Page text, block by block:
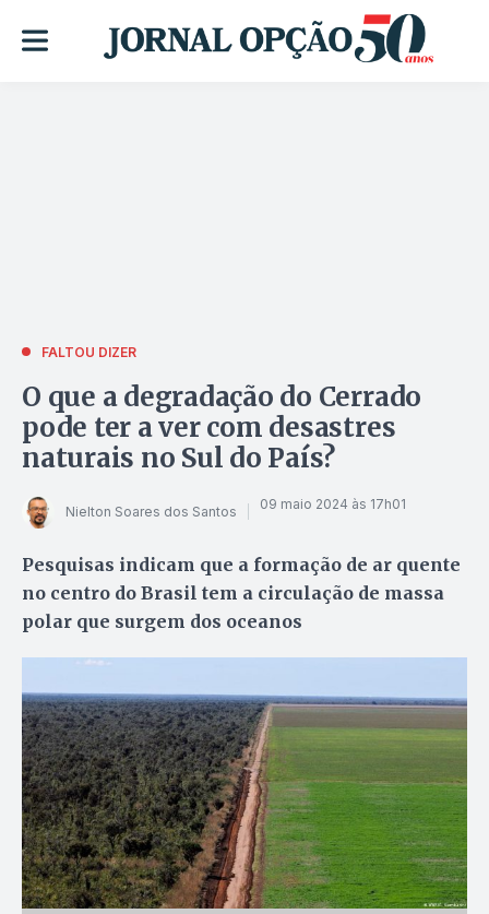
FALTOU DIZER
O que a degradação do Cerrado
pode ter a ver com desastres
naturais no Sul do País?
Nielton Soares dos Santos 09 maio 2024 às 17h01
Pesquisas indicam que a formação de ar quente
no centro do Brasil tem a circulação de massa
polar que surgem dos oceanos